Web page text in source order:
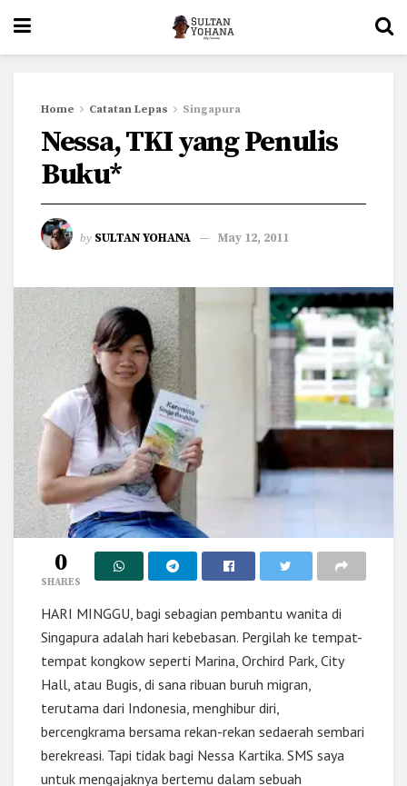
Home Catatan Lepas Singapura
Nessa, TKI yang Penulis
Buku*
by SULTAN YOHANA May 12, 2011
0
SHARES
HARI MINGGU, bagi sebagian pembantu wanita di
Singapura adalah hari kebebasan. Pergilah ke tempat-
tempat kongkow seperti Marina, Orchird Park, City
Hall, atau Bugis, di sana ribuan buruh migran,
terutama dari Indonesia, menghibur diri,
bercengkrama bersama rekan-rekan sedaerah sembari
berekreasi. Tapi tidak bagi Nessa Kartika. SMS saya
untuk mengajaknya bertemu dalam sebuah